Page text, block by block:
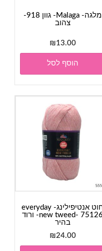
מלגה- Malaga- גוון 918-
צהוב
₪13.00
הוסף לסל
חוט אנטיפילינג- everyday
new tweed- 75126- ורוד
בהיר
₪24.00